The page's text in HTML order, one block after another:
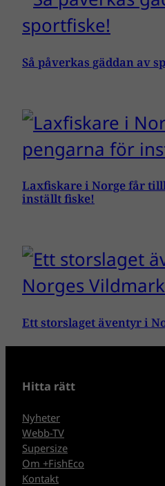
Så påverkas gäddan av
Laxfiskare i Norge får
inställt fiske!
Ett storslaget äventyr i
Hitta rätt
Nyheter
Webb-TV
Supersize
Om +FishEco
Kontakt